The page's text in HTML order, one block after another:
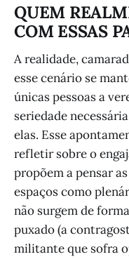
QUEM
COM ESSAS
A realidade,
esse cenário se
únicas pessoas a
seriedade
elas. Esse
refletir sobre o
propõem a pensar
espaços como
não surgem de
puxado (a
militante que sofra